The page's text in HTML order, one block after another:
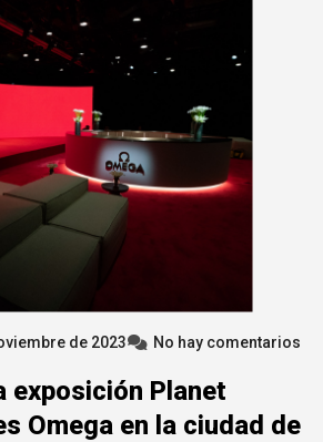
de 2023 No hay comentarios
exposición Planet
Omega en la ciudad de